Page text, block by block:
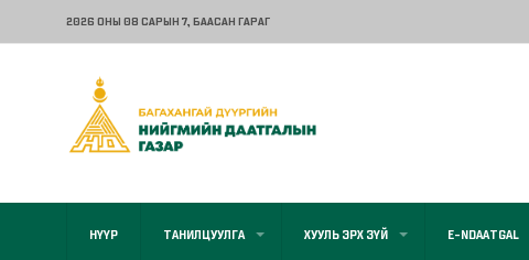
2026 ОНЫ 08 САРЫН 7, БААСАН ГАРАГ
НҮҮР ТАНИЛЦУУЛГА ХУУЛЬ ЭРХ ЗҮЙ E-NDAATGAL